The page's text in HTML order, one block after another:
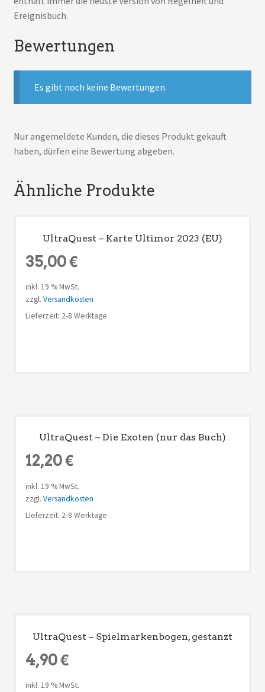
Ereignisbuch.
Bewertungen
Es gibt noch keine Bewertungen.
Nur angemeldete Kunden, die dieses Produkt gekauft
haben, dürfen eine Bewertung abgeben.
Ähnliche Produkte
UltraQuest – Karte Ultimor 2023 (EU)
35,00€
inkl. 19 % MwSt.
zzgl. Versandkosten
Lieferzeit: 2-8 Werktage
UltraQuest – Die Exoten (nur das Buch)
12,20€
inkl. 19 % MwSt.
zzgl. Versandkosten
Lieferzeit: 2-8 Werktage
UltraQuest – Spielmarkenbogen, gestanzt
4,90€
inkl. 19 % MwSt.